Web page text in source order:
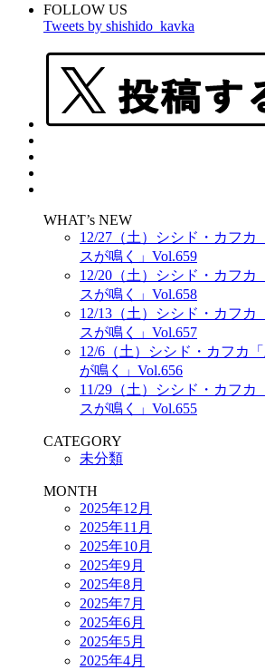
FOLLOW US
Tweets by shishido_kavka
WHAT’s NEW
12/27（土）シシド・カフカ
スが鳴く」Vol.659
12/20（土）シシド・カフカ
スが鳴く」Vol.658
12/13（土）シシド・カフカ
スが鳴く」Vol.657
12/6（土）シシド・カフカ
が鳴く」Vol.656
11/29（土）シシド・カフカ
スが鳴く」Vol.655
CATEGORY
未分類
MONTH
2025年12月
2025年11月
2025年10月
2025年9月
2025年8月
2025年7月
2025年6月
2025年5月
2025年4月